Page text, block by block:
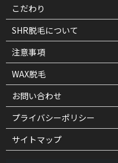
こだわり
SHR脱毛について
注意事項
WAX脱毛
お問い合わせ
プライバシーポリシー
サイトマップ